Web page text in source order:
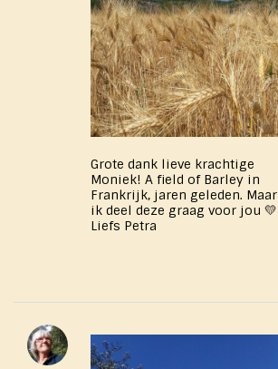
Grote dank lieve krachtige
Moniek! A field of Barley in
Frankrijk, jaren geleden. Maar
ik deel deze graag voor jou 💛
Liefs Petra